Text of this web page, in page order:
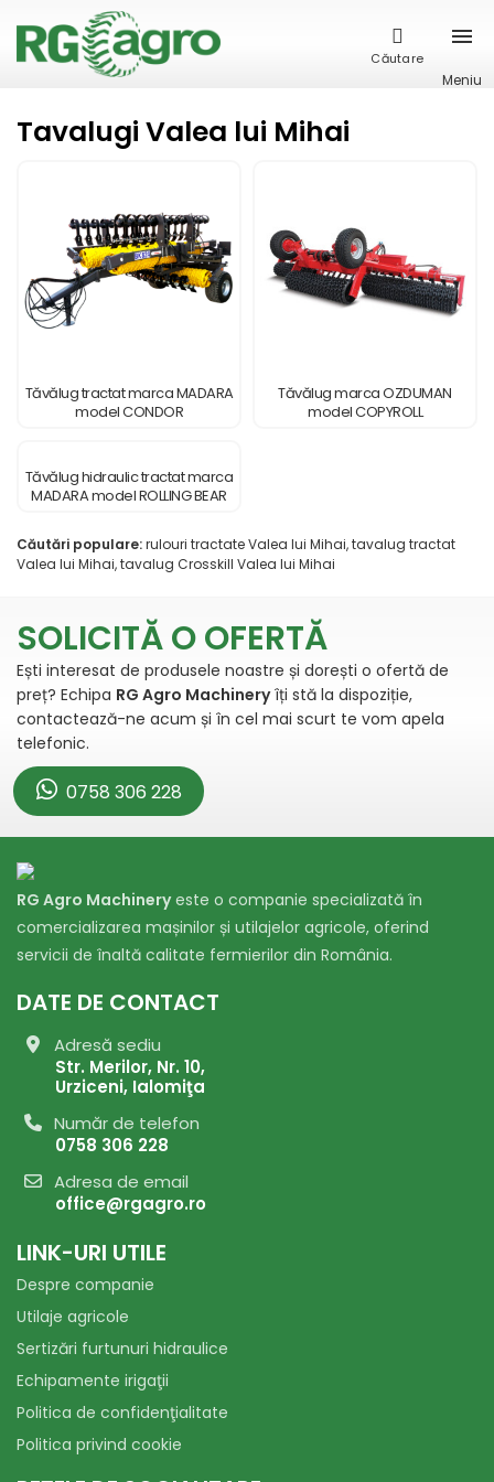
Căutare
Meniu
Tavalugi Valea lui Mihai
Tăvălug tractat marca MADARA
model CONDOR
Tăvălug marca OZDUMAN
model COPYROLL
Tăvălug hidraulic tractat marca
MADARA model ROLLING BEAR
Căutări populare:rulouri tractate Valea lui Mihai, tavalug tractat
Valea lui Mihai, tavalug Crosskill Valea lui Mihai
SOLICITĂ O OFERTĂ
Ești interesat de produsele noastre și dorești o ofertă de
preț? Echipa RG Agro Machineryîți stă la dispoziție,
contactează-ne acum și în cel mai scurt te vom apela
telefonic.
0758 306 228
RG Agro Machineryeste o companie specializată în
comercializarea mașinilor și utilajelor agricole, oferind
servicii de înaltă calitate fermierilor din România.
DATE DE CONTACT
Adresă sediu
Str. Merilor, Nr. 10,
Urziceni, Ialomiţa
Număr de telefon
0758 306 228
Adresa de email
office@rgagro.ro
LINK-URI UTILE
Despre companie
Utilaje agricole
Sertizări furtunuri hidraulice
Echipamente irigaţii
Politica de confidenţialitate
Politica privind cookie